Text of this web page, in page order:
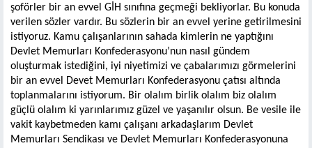
şoförler bir an evvel GİH sınıfına geçmeği bekliyorlar. Bu konuda
verilen sözler vardır. Bu sözlerin bir an evvel yerine getirilmesini
istiyoruz. Kamu çalışanlarının sahada kimlerin ne yaptığını
Devlet Memurları Konfederasyonu’nun nasıl gündem
oluşturmak istediğini, iyi niyetimizi ve çabalarımızı görmelerini
bir an evvel Devet Memurları Konfederasyonu çatısı altında
toplanmalarını istiyorum. Bir olalım birlik olalım biz olalım
güçlü olalım ki yarınlarımız güzel ve yaşanılır olsun. Be vesile ile
vakit kaybetmeden kamı çalışanı arkadaşlarım Devlet
Memurları Sendikası ve Devlet Memurları Konfederasyonuna